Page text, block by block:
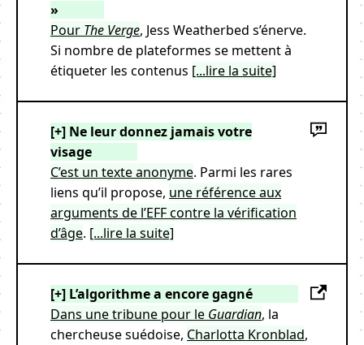
»
Pour The Verge, Jess Weatherbed s’énerve.
Si nombre de plateformes se mettent à
étiqueter les contenus [...lire la suite]
[+] Ne leur donnez jamais votre
visage
C’est un texte anonyme. Parmi les rares
liens qu’il propose, une référence aux
arguments de l’EFF contre la vérification
d’âge. [...lire la suite]
[+] L’algorithme a encore gagné
Dans une tribune pour le Guardian, la
chercheuse suédoise, Charlotta Kronblad,